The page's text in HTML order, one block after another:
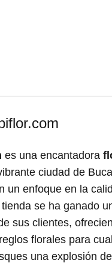
es una encantadora
ciudad de
un enfoque en la
se ha ganado
sus clientes,
florales para
una explosión